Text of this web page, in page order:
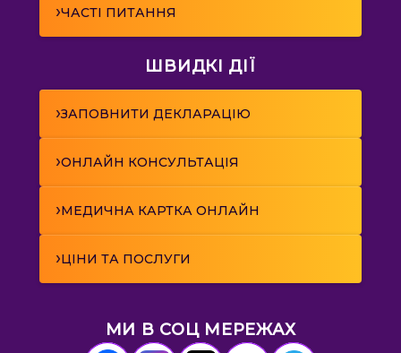
›ЧАСТІ ПИТАННЯ
ШВИДКІ ДІЇ
›ЗАПОВНИТИ ДЕКЛАРАЦІЮ
›ОНЛАЙН КОНСУЛЬТАЦІЯ
›МЕДИЧНА КАРТКА ОНЛАЙН
›ЦІНИ ТА ПОСЛУГИ
МИ В СОЦ МЕРЕЖАХ